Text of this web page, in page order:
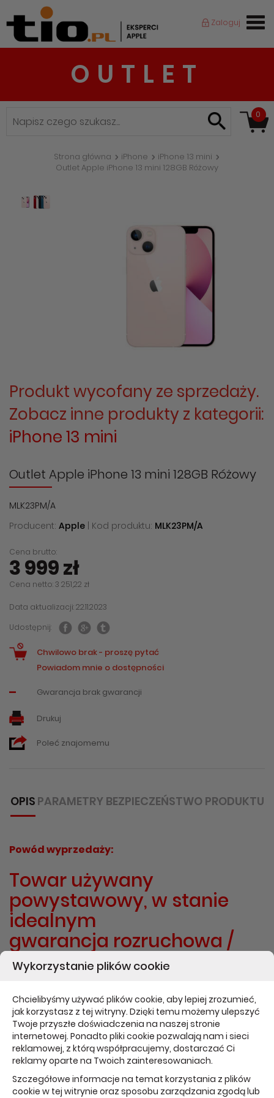
OUTLET
Zaloguj
0
Strona główna iPhone
iPhone 13 mini
Outlet Apple iPhone 13 mini 128GB Różowy
Produkt wycofany ze sprzedaży.
Zobacz inne produkty z kategorii:
iPhone 13 mini
Outlet Apple iPhone 13 mini 128GB Różowy
MLK23PM/A
Producent: Apple | Kod produktu: MLK23PM/A
Cena brutto:
3 999 zł
Cena netto: 3 251,22 zł
Data aktualizacji: 22.11.2023
Udostępnij:
Chwilowo brak - proszę pytać
Powiadom mnie o dostępności
- Gwarancja brak gwarancji
Drukuj
Poleć znajomemu
OPIS PARAMETRY BEZPIECZEŃSTWO PRODUKTU
Powód wyprzedaży:
Towar używany
powystawowy, w stanie
idealnym
gwarancja rozruchowa /
rękojmia - 7 dni
Towar powystawowy , w
stanie idealnym -
gwarancja rozruchowa 14
dni
Wykorzystanie plików cookie
Chcielibyśmy używać plików cookie, aby lepiej zrozumieć,
jak korzystasz z tej witryny. Dzięki temu możemy ulepszyć
Twoje przyszłe doświadczenia na naszej stronie
internetowej. Ponadto pliki cookie pozwalają nam i sieci
reklamowej, z którą współpracujemy, dostarczać Ci
reklamy oparte na Twoich zainteresowaniach.
Szczegółowe informacje na temat korzystania z plików
cookie w tej witrynie oraz sposobu zarządzania zgodą lub